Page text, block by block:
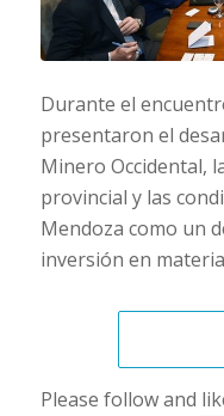
Durante el
presentaron el
Minero Occidental,
provincial y las
Mendoza como un
inversión en
Please follow and